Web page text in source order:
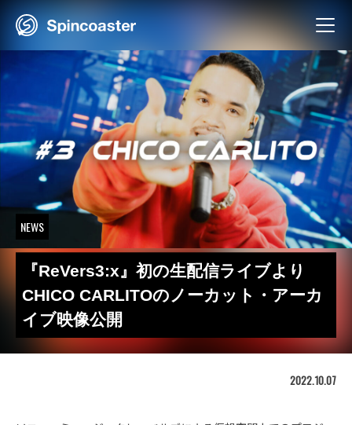
Skip
NEWS
『ReVers3:x』初の生配信ライブより
CHICO CARLITOのノーカット・アーカ
イブ映像公開
2022.10.07